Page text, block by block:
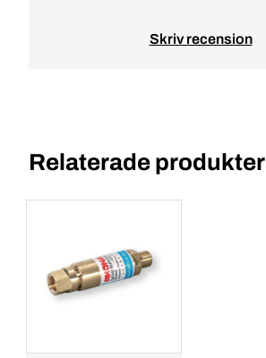
Skriv recension
Relaterade produkter